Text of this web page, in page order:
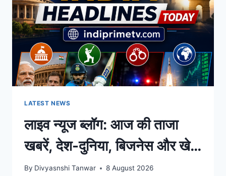
लगातार
दिनभर
LATEST NEWS
लाइव न्यूज ब्लॉग: आज की ताजा
खबरें, देश-दुनिया, बिजनेस और खेल
के बड़े अपडेट्स |
By Divyasnshi Tanwar 8 August 2026